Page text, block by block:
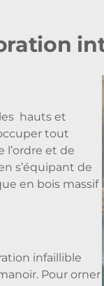
hauts et
tout
l’ordre et de
s’équipant de
en bois massif
infaillible
Pour orner